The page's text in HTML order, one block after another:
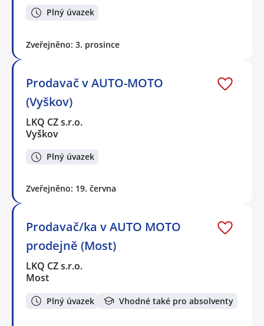
Plný úvazek
Zveřejněno: 3. prosince
Prodavač v AUTO-MOTO
(Vyškov)
LKQ CZ s.r.o.
Vyškov
Plný úvazek
Zveřejněno: 19. června
Prodavač/ka v AUTO MOTO
prodejně (Most)
LKQ CZ s.r.o.
Most
Plný úvazek Vhodné také pro absolventy